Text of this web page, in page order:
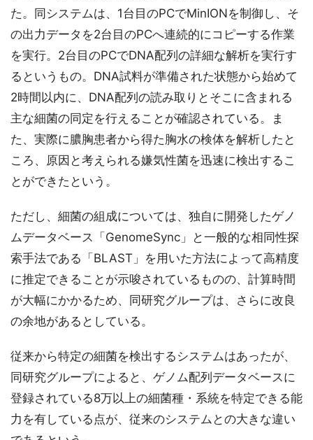
た。同システムは、1台目のPCでMinIONを制御し、そ
の出力データを2台目のPCへ連続的にコピーする作業
を実行。2台目のPCでDNA配列の詳細な解析を実行す
るというもの。DNA試料が準備された状態から始めて
2時間以内に、DNA配列の読み取りとそこに含まれる
主な細菌の同定を行えることが確認されている。ま
た、実際に膿胸患者から得た胸水の検体を解析したと
ころ、原因と考えられる嫌気性菌を迅速に検出するこ
とができたという。
ただし、細菌の組成については、独自に開発したゲノ
ムデータベース「GenomeSync」と一般的な相同性探
索手法である「BLAST」を用いた方法によって高精度
に推定できることが示唆されているものの、計算時間
が大幅にかかるため、同研究グループは、さらに改良
の余地があるとしている。
従来から特定の細菌を検出するシステムはあったが、
同研究グループによると、ゲノム配列データベースに
登録されている8万以上の細菌種・系統を特定できる能
力を有している点が、従来のシステムとの大きな違い